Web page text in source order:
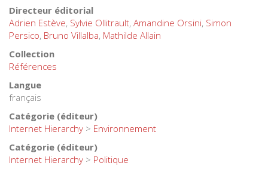
Mathieu Blondeel,Institute for Environmental Studies, Vrije
Universiteit Amsterdam
Thibault Boughedada,
Antoine Bouzin,
Daniel Boy,Cevipof, Sciences Po
Zoé Briard,CReSPo, UCLouvain Saint-Louis Bruxelles
Directeur éditorial
Adrien Estève, Sylvie Ollitrault, Amandine Orsini, Simon
Persico, Bruno Villalba, Mathilde Allain
Collection
Références
Langue
français
Catégorie (éditeur)
Internet Hierarchy > Environnement
Catégorie (éditeur)
Internet Hierarchy > Politique